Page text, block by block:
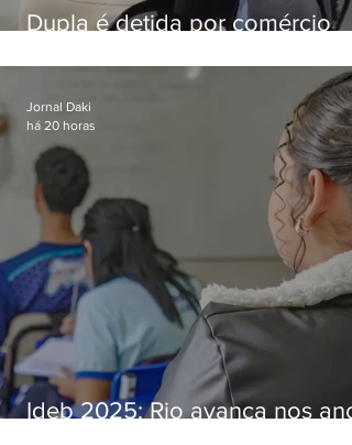
Dupla é detida por comércio
Bangu
Ideb 2025: Rio avança nos
Jornal Daki
há 20 horas